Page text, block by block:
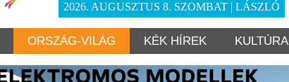
2026. AUGUSZTUS 8. SZOMBAT | LÁSZLÓ
ORSZÁG-VILÁG KÉK HÍREK KULTÚRA